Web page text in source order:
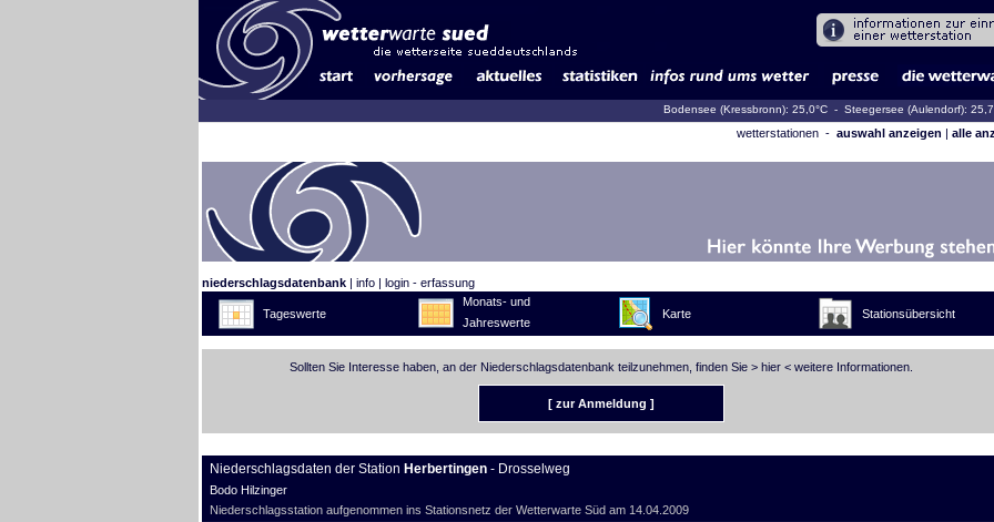
Bodensee (Kressbronn): 25,0°C - Steegersee (Aulendorf):
wetterstationen - auswahl anzeigen | alle
niederschlagsdatenbank| info| login - erfassung
Tageswerte
Monats- und
Jahreswerte
Karte Stationsübersicht
Sollten Sie Interesse haben, an der Niederschlagsdatenbank teilzunehmen, finden Sie > hier< weitere Informationen.
[ zur Anmeldung ]
Niederschlagsdaten der Station Herbertingen- Drosselweg
Bodo Hilzinger
Niederschlagsstation aufgenommen ins Stationsnetz der Wetterwarte Süd am 14.04.2009